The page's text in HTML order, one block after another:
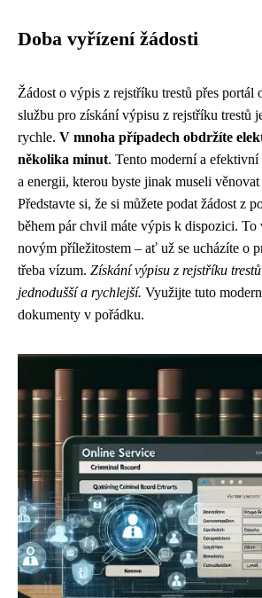
Doba vyřízení žádosti
Žádost o výpis z rejstříku trestů přes portál
službu pro získání výpisu z rejstříku trestů
rychle. V mnoha případech obdržíte
několika minut. Tento moderní a efektivní
a energii, kterou byste jinak museli věnovat
Představte si, že si můžete podat žádost z
během pár chvil máte výpis k dispozici. To
novým příležitostem – ať už se ucházíte o
třeba vízum. Získání výpisu z rejstříku
jednodušší a rychlejší. Využijte tuto
dokumenty v pořádku.